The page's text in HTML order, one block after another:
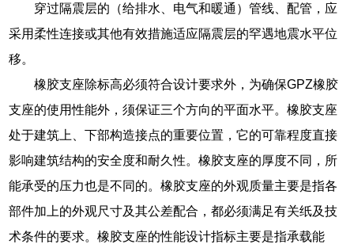
穿过隔震层的（给排水、电气和暖通）管线、配管，应
采用柔性连接或其他有效措施适应隔震层的罕遇地震水平位
移。
橡胶支座除标高必须符合设计要求外，为确保GPZ橡胶
支座的使用性能外，须保证三个方向的平面水平。橡胶支座
处于建筑上、下部构造接点的重要位置，它的可靠程度直接
影响建筑结构的安全度和耐久性。橡胶支座的厚度不同，所
能承受的压力也是不同的。橡胶支座的外观质量主要是指各
部件加上的外观尺寸及其公差配合，都必须满足有关纸及技
术条件的要求。橡胶支座的性能设计指标主要是指承载能